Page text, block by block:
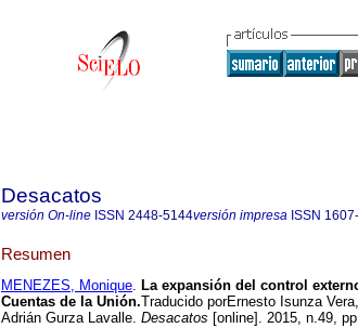
Desacatos
versión On-line ISSN 2448-5144versión impresa ISSN
Resumen
MENEZES, Monique. La expansión del control
Cuentas de la Unión.Traducido porErnesto Isunza
Adrián Gurza Lavalle. Desacatos [online]. 2015, n.49,